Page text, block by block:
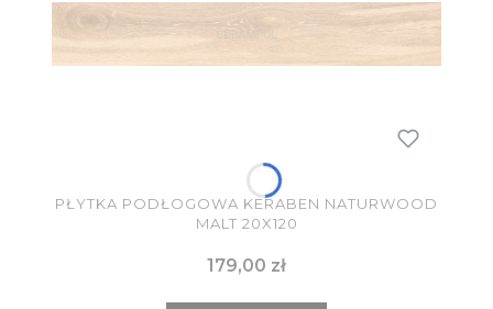
PŁYTKA PODŁOGOWA KERABEN NATURWOOD
MALT 20X120
Cena
179,00 zł